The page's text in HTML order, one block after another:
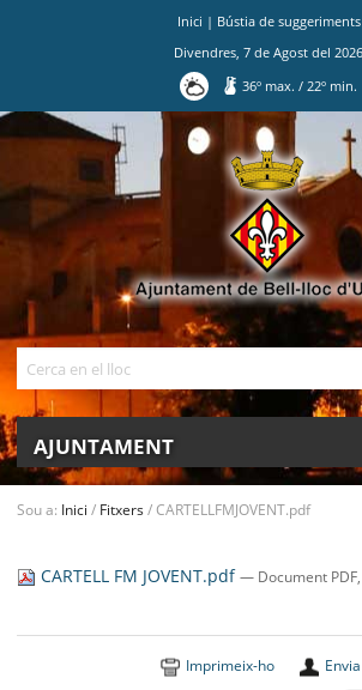
Inici | Bústia de suggeriments
Divendres 7 de Agost del 2026
36º max./ 22º min.
AJUNTAMENT
Sou a: Inici / Fitxers/CARTELLFMJOVENT.pdf
CARTELL FM JOVENT.pdf— Document
Imprimeix-ho Envia